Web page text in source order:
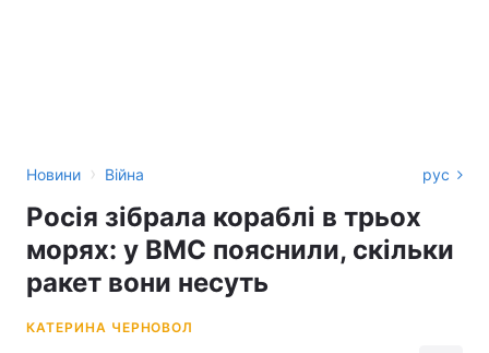
Новини › Війна рус
Росія зібрала кораблі в трьох
морях: у ВМС пояснили, скільки
ракет вони несуть
КАТЕРИНА ЧЕРНОВОЛ